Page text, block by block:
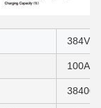
384V
100Ah